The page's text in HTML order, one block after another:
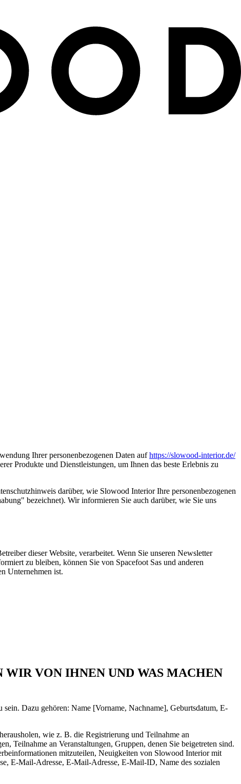
Ihrer personenbezogenen Daten aufhttps://slowood-interior.de/
Produkte und Dienstleistungen, um Ihnen das beste Erlebnis zu
darüber, wie Slowood Interior Ihre personenbezogenen
bezeichnet). Wir informieren Sie auch darüber, wie Sie uns
dieser Website, verarbeitet. Wenn Sie unseren Newsletter
zu bleiben, können Sie von Spacefoot Sas und anderen
Unternehmen ist.
VON IHNEN UND WAS MACHEN
Dazu gehören: Name [Vorname, Nachname], Geburtsdatum, E-
wie z. B. die Registrierung und Teilnahme an
Teilnahme an Veranstaltungen, Gruppen, denen Sie beigetreten sind.
mitzuteilen, Neuigkeiten von Slowood Interior mit
E-Mail-Adresse, E-Mail-Adresse, E-Mail-ID, Name des sozialen